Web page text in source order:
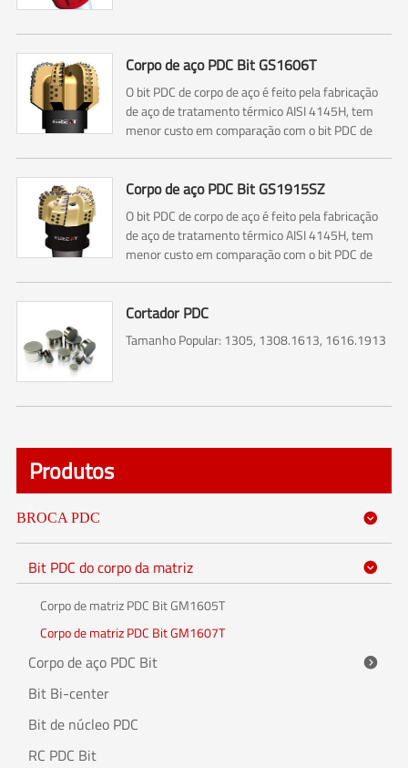
Corpo de aço PDC Bit GS1606T
O bit PDC de corpo de aço é feito pela fabricação
de aço de tratamento térmico AISI 4145H, tem
menor custo em comparação com o bit PDC de
Corpo de aço PDC Bit GS1915SZ
O bit PDC de corpo de aço é feito pela fabricação
de aço de tratamento térmico AISI 4145H, tem
menor custo em comparação com o bit PDC de
Cortador PDC
Tamanho Popular: 1305, 1308.1613, 1616.1913
Produtos
BROCA PDC 
Bit PDC do corpo da matriz 
Corpo de matriz PDC Bit GM1605T
Corpo de matriz PDC Bit GM1607T
Corpo de aço PDC Bit 
Bit Bi-center
Bit de núcleo PDC
RC PDC Bit